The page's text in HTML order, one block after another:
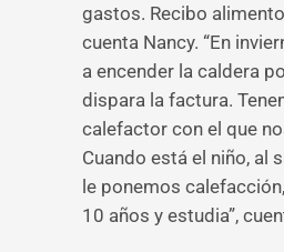
gastos. Recibo
cuenta Nancy. “En
a encender la caldera
dispara la factura.
calefactor con el que
Cuando está el niño, al
le ponemos
10 años y estudia”,